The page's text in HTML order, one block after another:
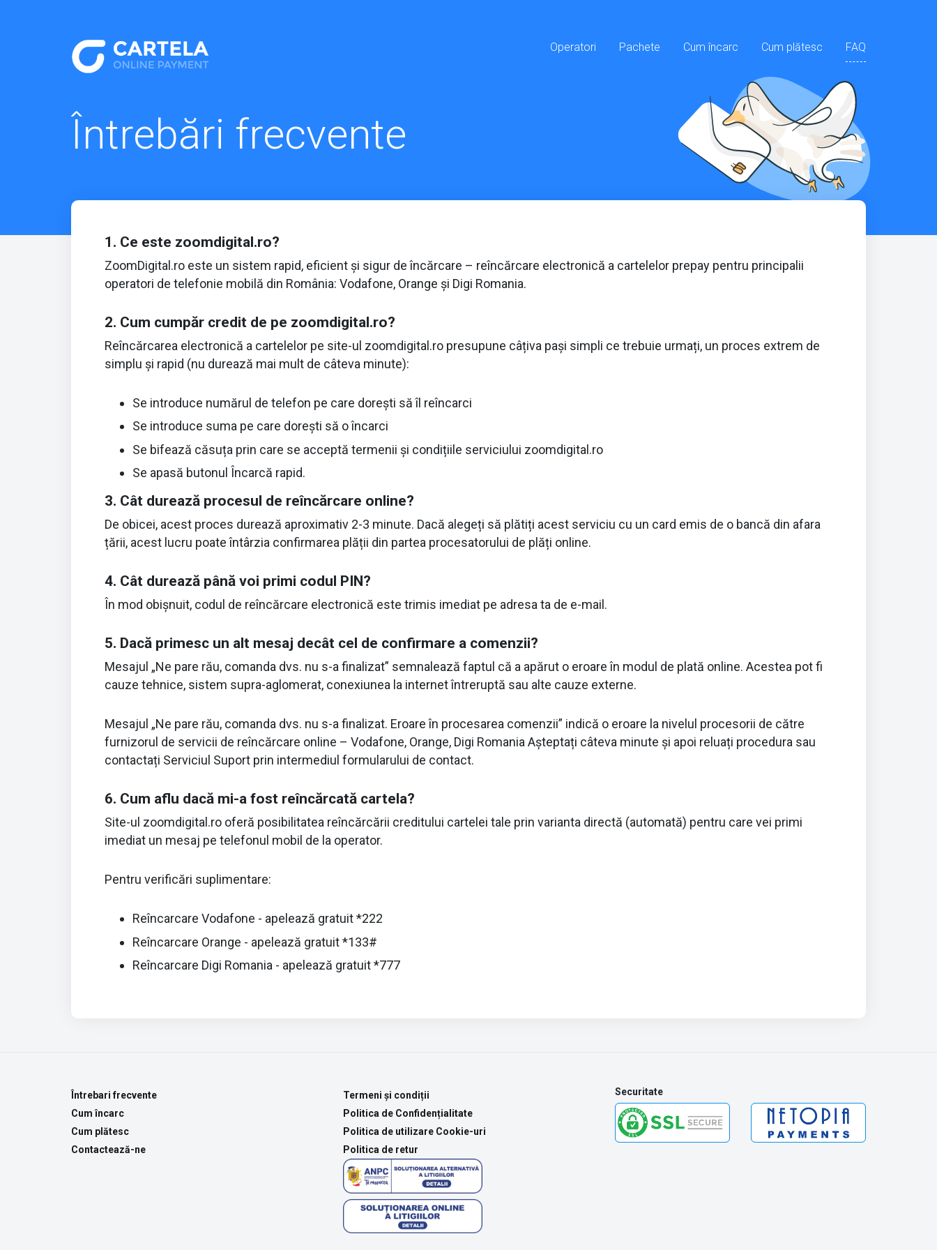
Operatori Pachete Cum încarc Cum plătesc FAQ
Întrebări frecvente
1. Ce este zoomdigital.ro?
ZoomDigital.ro este un sistem rapid, eficient și sigur de încărcare – reîncărcare electronică a cartelelor prepay pentru principalii
operatori de telefonie mobilă din România: Vodafone, Orange și Digi Romania.
2. Cum cumpăr credit de pe zoomdigital.ro?
Reîncărcarea electronică a cartelelor pe site-ul zoomdigital.ro presupune câțiva pași simpli ce trebuie urmați, un proces extrem de
simplu și rapid (nu durează mai mult de câteva minute):
Se introduce numărul de telefon pe care dorești să îl reîncarci
Se introduce suma pe care dorești să o încarci
Se bifează căsuța prin care se acceptă termenii și condițiile serviciului zoomdigital.ro
Se apasă butonul Încarcă rapid.
3. Cât durează procesul de reîncărcare online?
De obicei, acest proces durează aproximativ 2-3 minute. Dacă alegeți să plătiți acest serviciu cu un card emis de o bancă din afara
țării, acest lucru poate întârzia confirmarea plății din partea procesatorului de plăți online.
4. Cât durează până voi primi codul PIN?
În mod obișnuit, codul de reîncărcare electronică este trimis imediat pe adresa ta de e-mail.
5. Dacă primesc un alt mesaj decât cel de confirmare a comenzii?
Mesajul „Ne pare rău, comanda dvs. nu s-a finalizat” semnalează faptul că a apărut o eroare în modul de plată online. Acestea pot fi
cauze tehnice, sistem supra-aglomerat, conexiunea la internet întreruptă sau alte cauze externe.
Mesajul „Ne pare rău, comanda dvs. nu s-a finalizat. Eroare în procesarea comenzii” indică o eroare la nivelul procesorii de către
furnizorul de servicii de reîncărcare online – Vodafone, Orange, Digi Romania Așteptați câteva minute și apoi reluați procedura sau
contactați Serviciul Suport prin intermediul formularului de contact.
6. Cum aflu dacă mi-a fost reîncărcată cartela?
Site-ul zoomdigital.ro oferă posibilitatea reîncărcării creditului cartelei tale prin varianta directă (automată) pentru care vei primi
imediat un mesaj pe telefonul mobil de la operator.
Pentru verificări suplimentare:
Reîncarcare Vodafone - apelează gratuit *222
Reîncarcare Orange - apelează gratuit *133#
Reîncarcare Digi Romania - apelează gratuit *777
Întrebari frecvente
Cum încarc
Cum plătesc
Contactează-ne
Termeni și condiții
Politica de Confidențialitate
Politica de utilizare Cookie-uri
Politica de retur
Securitate